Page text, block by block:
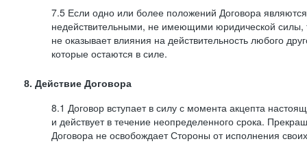
7.5 Если одно или более положений Договора
недействительными, не имеющими юридической силы,
не оказывает влияния на действительность любого
которые остаются в силе.
8. Действие Договора
8.1 Договор вступает в силу с момента акцепта
и действует в течение неопределенного срока.
Договора не освобождает Стороны от исполнения